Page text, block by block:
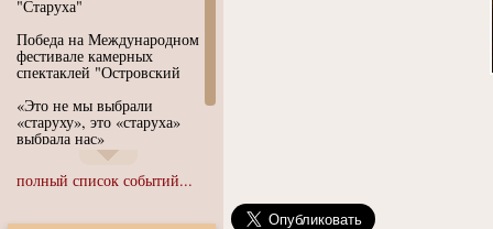
"Старуха"
Победа на Международном
фестивале камерных
спектаклей "Островский
«Это не мы выбрали
«старуху», это «старуха»
выбрала нас»
Иммерсивный спектакль
"Язык чистого полета
полный список событий...